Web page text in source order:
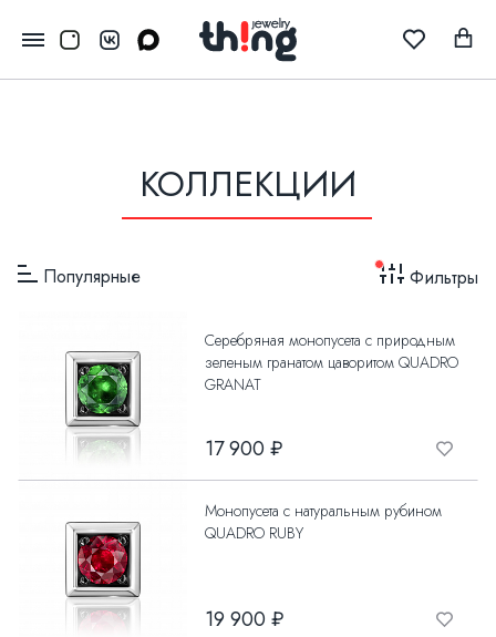
КОЛЛЕКЦИИ
Популярные Фильтры
Серебряная монопусета с природным
зеленым гранатом цаворитом QUADRO
GRANAT
17 900 ₽
Монопусета с натуральным рубином
QUADRO RUBY
19 900 ₽